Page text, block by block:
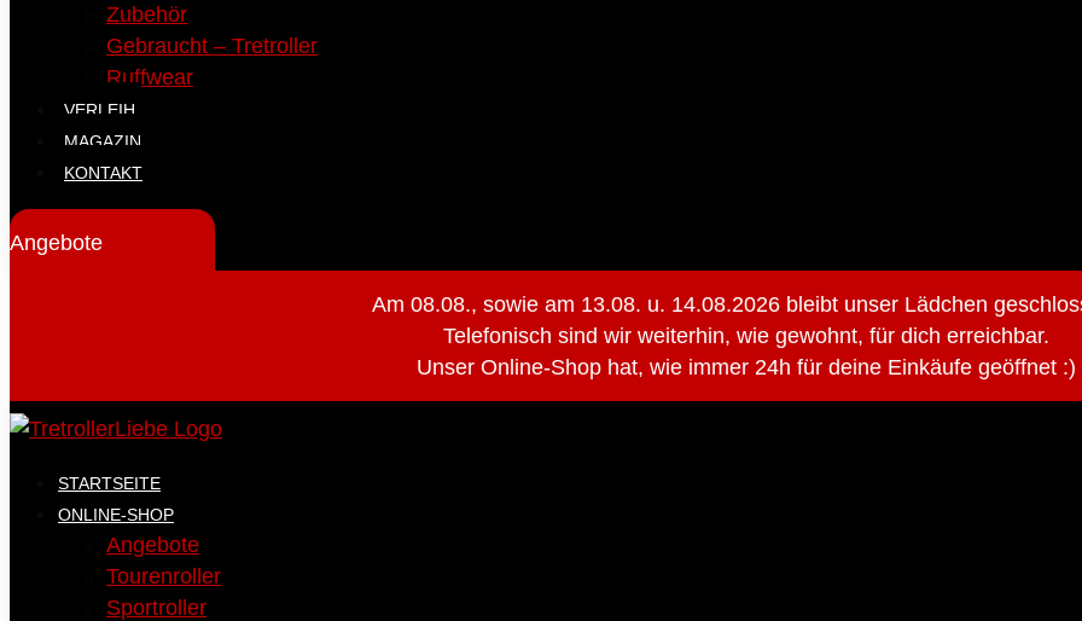
Zubehör
Gebraucht – Tretroller
Ruffwear
VERLEIH
MAGAZIN
KONTAKT
Angebote
Am 08.08., sowie am 13.08. u. 14.08.2026 bleibt unser Lädchen
Telefonisch sind wir weiterhin, wie gewohnt, für dich erreichbar.
Unser Online-Shop hat, wie immer 24h für deine Einkäufe geöffnet :)
STARTSEITE
ONLINE-SHOP
Angebote
Tourenroller
Sportroller